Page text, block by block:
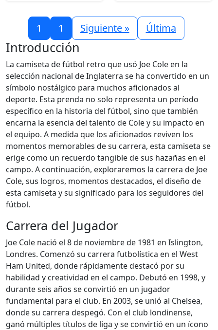
1 1 Siguiente » Última
Introducción
La camiseta de fútbol retro que usó Joe Cole en la
selección nacional de Inglaterra se ha convertido en un
símbolo nostálgico para muchos aficionados al
deporte. Esta prenda no solo representa un período
específico en la historia del fútbol, sino que también
encarna la esencia del talento de Cole y su impacto en
el equipo. A medida que los aficionados reviven los
momentos memorables de su carrera, esta camiseta se
erige como un recuerdo tangible de sus hazañas en el
campo. A continuación, exploraremos la carrera de Joe
Cole, sus logros, momentos destacados, el diseño de
esta camiseta y su significado para los seguidores del
fútbol.
Carrera del Jugador
Joe Cole nació el 8 de noviembre de 1981 en Islington,
Londres. Comenzó su carrera futbolística en el West
Ham United, donde rápidamente destacó por su
habilidad y creatividad en el campo. Debutó en 1998, y
durante seis años se convirtió en un jugador
fundamental para el club. En 2003, se unió al Chelsea,
donde su carrera despegó. Con el club londinense,
ganó múltiples títulos de liga y se convirtió en un ícono